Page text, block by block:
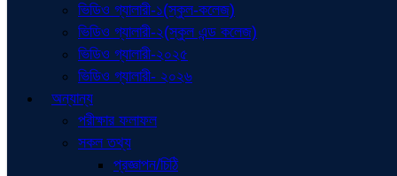
ভিডিও গ্যালারী-১(স্কুল-কলেজ)
ভিডিও গ্যালারী-২(স্কুল এন্ড কলেজ)
ভিডিও গ্যালারী-২০২৫
ভিডিও গ্যালারী- ২০২৬
অন্যান্য
পরীক্ষার ফলাফল
সকল তথ্য
প্রজ্ঞাপন/চিঠি